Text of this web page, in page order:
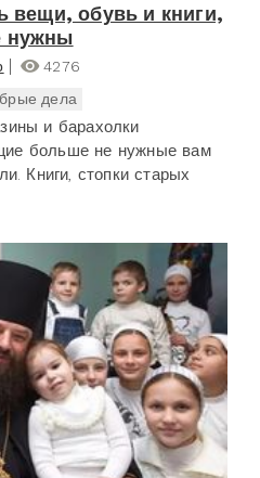
вещи, обувь и книги,
нужны
4276
дела
и барахолки
больше не нужные вам
Книги, стопки старых